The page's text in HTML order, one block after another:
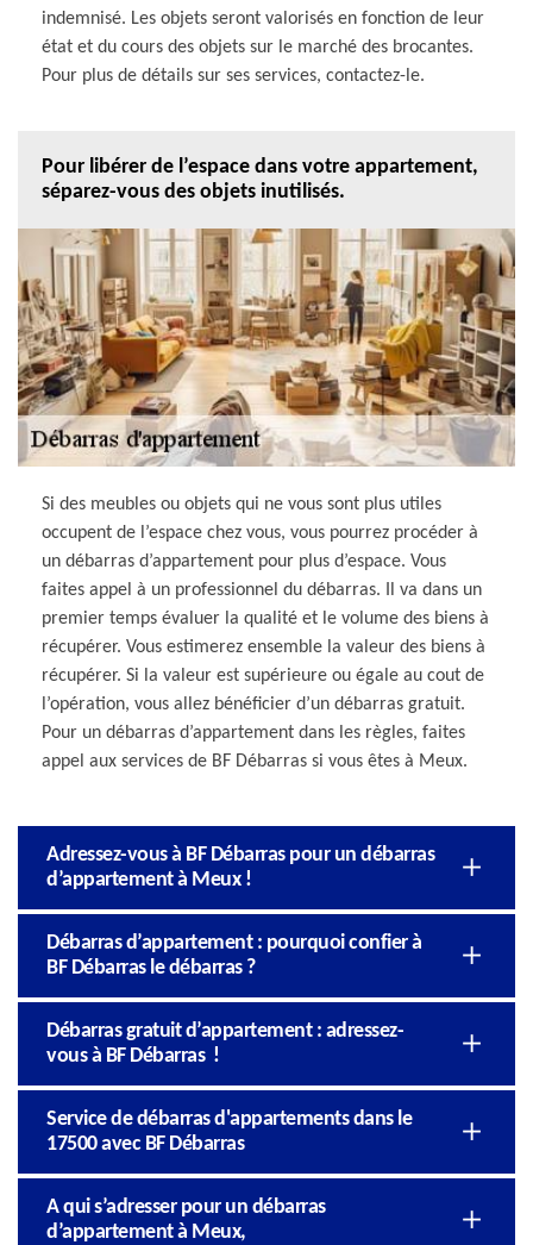
indemnisé. Les objets seront valorisés en fonction de leur
état et du cours des objets sur le marché des brocantes.
Pour plus de détails sur ses services, contactez-le.
Pour libérer de l’espace dans votre appartement,
séparez-vous des objets inutilisés.
Si des meubles ou objets qui ne vous sont plus utiles
occupent de l’espace chez vous, vous pourrez procéder à
un débarras d’appartement pour plus d’espace. Vous
faites appel à un professionnel du débarras. Il va dans un
premier temps évaluer la qualité et le volume des biens à
récupérer. Vous estimerez ensemble la valeur des biens à
récupérer. Si la valeur est supérieure ou égale au cout de
l’opération, vous allez bénéficier d’un débarras gratuit.
Pour un débarras d’appartement dans les règles, faites
appel aux services de BF Débarras si vous êtes à Meux.
Adressez-vous à BF Débarras pour un débarras
d’appartement à Meux !
Débarras d’appartement : pourquoi confier à
BF Débarras le débarras ?
Débarras gratuit d’appartement : adressez-
vous à BF Débarras !
Service de débarras d'appartements dans le
17500 avec BF Débarras
A qui s’adresser pour un débarras
d’appartement à Meux,